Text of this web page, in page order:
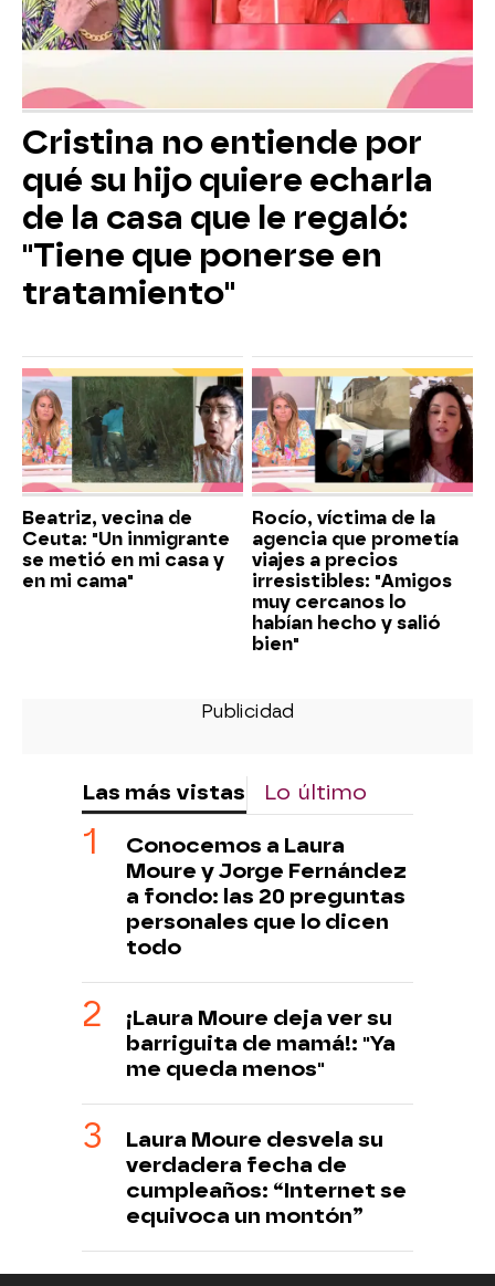
Cristina no entiende por
qué su hijo quiere echarla
de la casa que le regaló:
"Tiene que ponerse en
tratamiento"
Beatriz, vecina de
Ceuta: "Un inmigrante
se metió en mi casa y
en mi cama"
Rocío, víctima de la
agencia que prometía
viajes a precios
irresistibles: "Amigos
muy cercanos lo
habían hecho y salió
bien"
Las más vistas Lo último
Conocemos a Laura
Moure y Jorge Fernández
a fondo: las 20 preguntas
personales que lo dicen
todo
¡Laura Moure deja ver su
barriguita de mamá!: "Ya
me queda menos"
Laura Moure desvela su
verdadera fecha de
cumpleaños: “Internet se
equivoca un montón”